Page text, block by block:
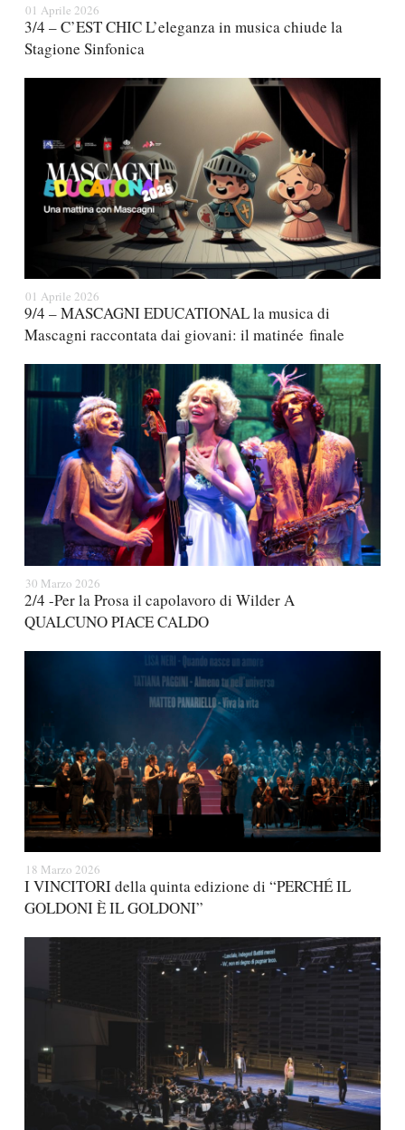
01 Aprile 2026
3/4 – C’EST CHIC L’eleganza in musica chiude la
Stagione Sinfonica
01 Aprile 2026
9/4 – MASCAGNI EDUCATIONAL la musica di
Mascagni raccontata dai giovani: il matinée finale
30 Marzo 2026
2/4 -Per la Prosa il capolavoro di Wilder A
QUALCUNO PIACE CALDO
18 Marzo 2026
I VINCITORI della quinta edizione di “PERCHÉ IL
GOLDONI È IL GOLDONI”